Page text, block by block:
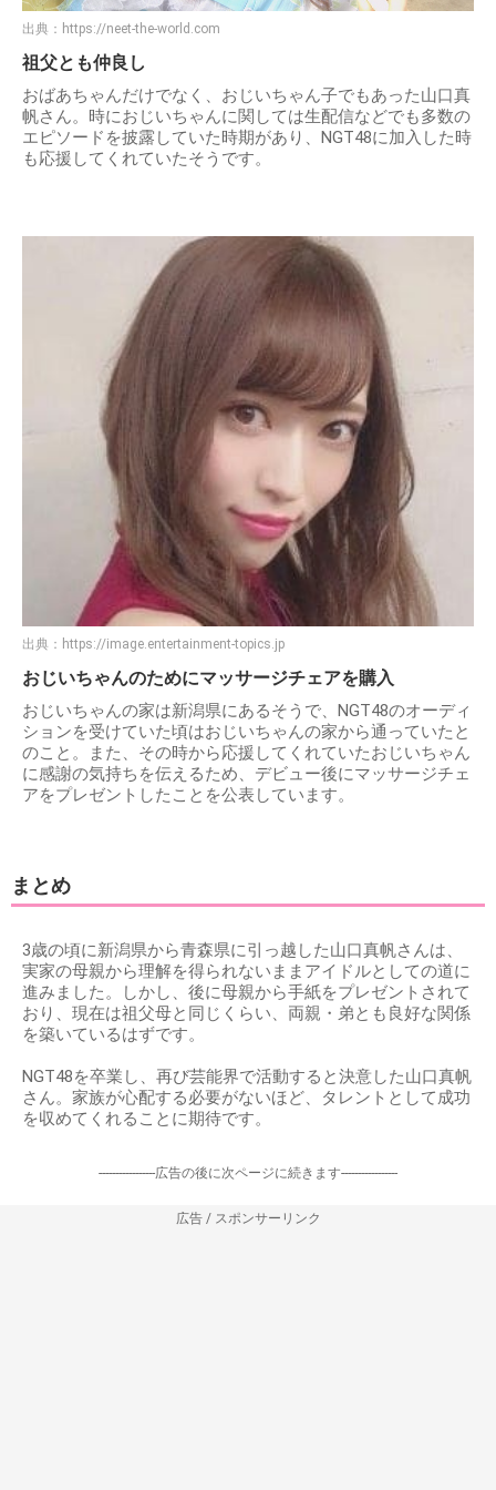
出典： https://neet-the-world.com
祖父とも仲良し
おばあちゃんだけでなく、おじいちゃん子でもあった山口真
帆さん。時におじいちゃんに関しては生配信などでも多数の
エピソードを披露していた時期があり、NGT48に加入した時
も応援してくれていたそうです。
出典： https://image.entertainment-topics.jp
おじいちゃんのためにマッサージチェアを購入
おじいちゃんの家は新潟県にあるそうで、NGT48のオーディ
ションを受けていた頃はおじいちゃんの家から通っていたと
のこと。また、その時から応援してくれていたおじいちゃん
に感謝の気持ちを伝えるため、デビュー後にマッサージチェ
アをプレゼントしたことを公表しています。
まとめ
3歳の頃に新潟県から青森県に引っ越した山口真帆さんは、
実家の母親から理解を得られないままアイドルとしての道に
進みました。しかし、後に母親から手紙をプレゼントされて
おり、現在は祖父母と同じくらい、両親・弟とも良好な関係
を築いているはずです。
NGT48を卒業し、再び芸能界で活動すると決意した山口真帆
さん。家族が心配する必要がないほど、タレントとして成功
を収めてくれることに期待です。
-----------------広告の後に次ページに続きます-----------------
広告 / スポンサーリンク